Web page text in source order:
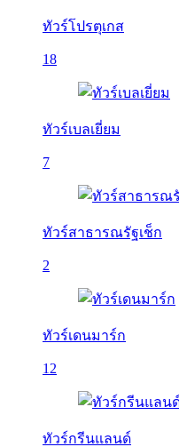
ทัวร์โปรตุเกส
18
ทัวร์เบลเยี่ยม
7
ทัวร์สาธารณรัฐเช็ก
2
ทัวร์เดนมาร์ก
12
ทัวร์กรีนแลนด์